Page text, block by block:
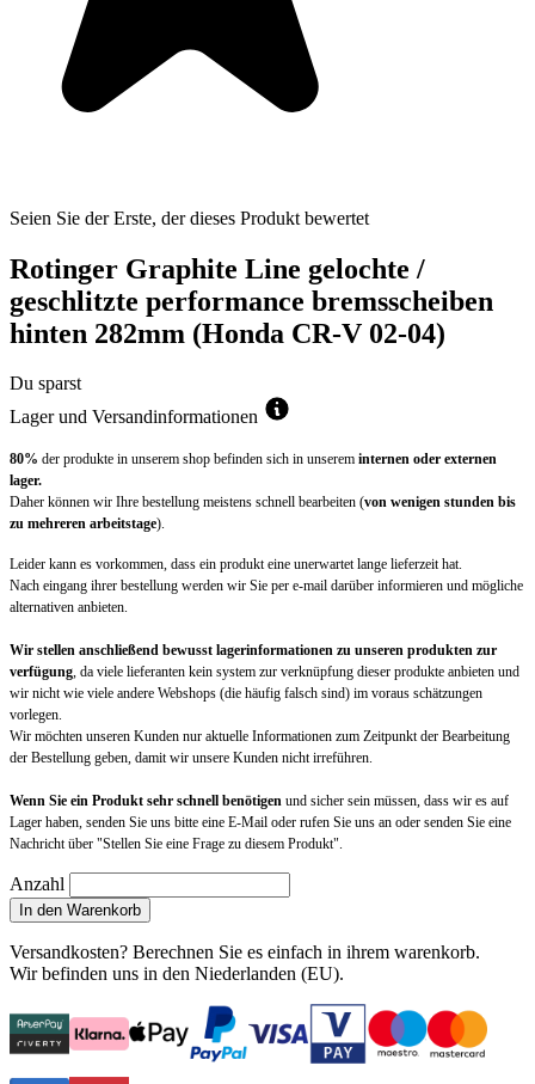
Seien Sie der Erste, der dieses Produkt bewertet
Rotinger Graphite Line gelochte /
geschlitzte performance bremsscheiben
hinten 282mm (Honda CR-V 02-04)
Du sparst
Lager und Versandinformationen
80% der produkte in unserem shop befinden sich in unserem internen oder externen
lager.
Daher können wir Ihre bestellung meistens schnell bearbeiten (von wenigen stunden bis
zu mehreren arbeitstage).
Leider kann es vorkommen, dass ein produkt eine unerwartet lange lieferzeit hat.
Nach eingang ihrer bestellung werden wir Sie per e-mail darüber informieren und mögliche
alternativen anbieten.
Wir stellen anschließend bewusst lagerinformationen zu unseren produkten zur
verfügung, da viele lieferanten kein system zur verknüpfung dieser produkte anbieten und
wir nicht wie viele andere Webshops (die häufig falsch sind) im voraus schätzungen
vorlegen.
Wir möchten unseren Kunden nur aktuelle Informationen zum Zeitpunkt der Bearbeitung
der Bestellung geben, damit wir unsere Kunden nicht irreführen.
Wenn Sie ein Produkt sehr schnell benötigen und sicher sein müssen, dass wir es auf
Lager haben, senden Sie uns bitte eine E-Mail oder rufen Sie uns an oder senden Sie eine
Nachricht über "Stellen Sie eine Frage zu diesem Produkt".
Anzahl
In den Warenkorb
Versandkosten? Berechnen Sie es einfach in ihrem warenkorb.
Wir befinden uns in den Niederlanden (EU).